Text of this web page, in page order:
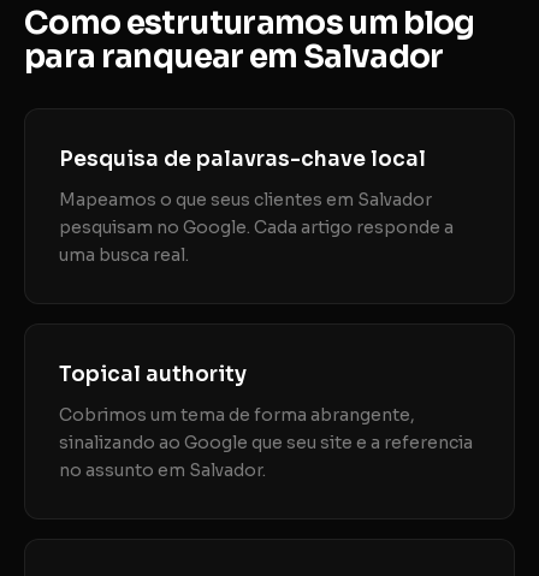
Como estruturamos um blog
para ranquear em Salvador
Pesquisa de palavras-chave local
Mapeamos o que seus clientes em Salvador
pesquisam no Google. Cada artigo responde a
uma busca real.
Topical authority
Cobrimos um tema de forma abrangente,
sinalizando ao Google que seu site e a referencia
no assunto em Salvador.